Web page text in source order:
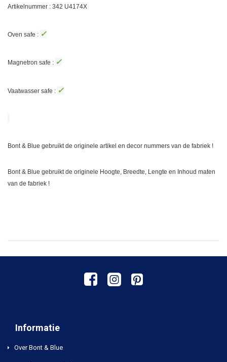
Artikelnummer : 342 U4174X
Oven safe : ✓
Magnetron safe : ✓
Vaatwasser safe : ✓
Bont & Blue gebruikt de originele artikel en decor nummers van de fabriek !
Bont & Blue gebruikt de originele Hoogte, Breedte, Lengte en Inhoud maten
van de fabriek !
Informatie
Over Bont & Blue